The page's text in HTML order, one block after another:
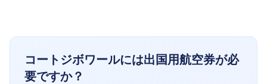
コートジボワールには出国用航空券が必
要ですか？